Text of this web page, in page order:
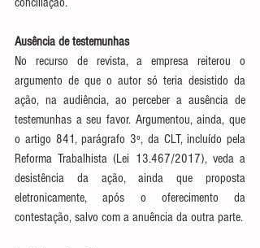
Ausência de testemunhas
No recurso de revista, a empresa reiterou o
argumento de que o autor só teria desistido da
ação, na audiência, ao perceber a ausência de
testemunhas a seu favor. Argumentou, ainda, que
o artigo 841, parágrafo 3º, da CLT, incluído pela
Reforma Trabalhista (Lei 13.467/2017), veda a
desistência da ação, ainda que proposta
eletronicamente, após o oferecimento da
contestação, salvo com a anuência da outra parte.